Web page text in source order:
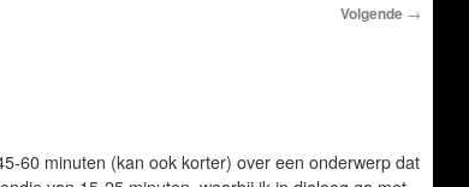
Volgende →
60 minuten (kan ook korter) over een onderwerp dat